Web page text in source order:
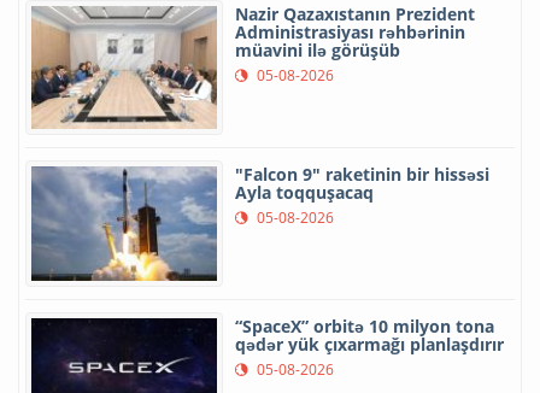
Nazir Qazaxıstanın Prezident
Administrasiyası rəhbərinin
müavini ilə görüşüb
05-08-2026
"Falcon 9" raketinin bir hissəsi
Ayla toqquşacaq
05-08-2026
“SpaceX” orbitə 10 milyon tona
qədər yük çıxarmağı planlaşdırır
05-08-2026